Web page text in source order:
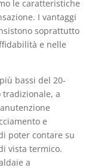
le caratteristiche
I vantaggi
soprattutto
e nelle
bassi del 20-
a
e
poter contare su
vista termico.
a